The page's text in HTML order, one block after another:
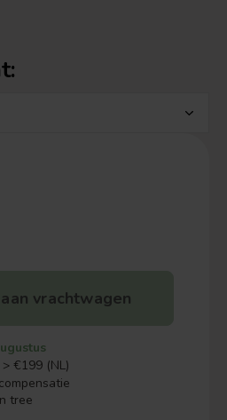
vrachtwagen
€199 (NL)
tree